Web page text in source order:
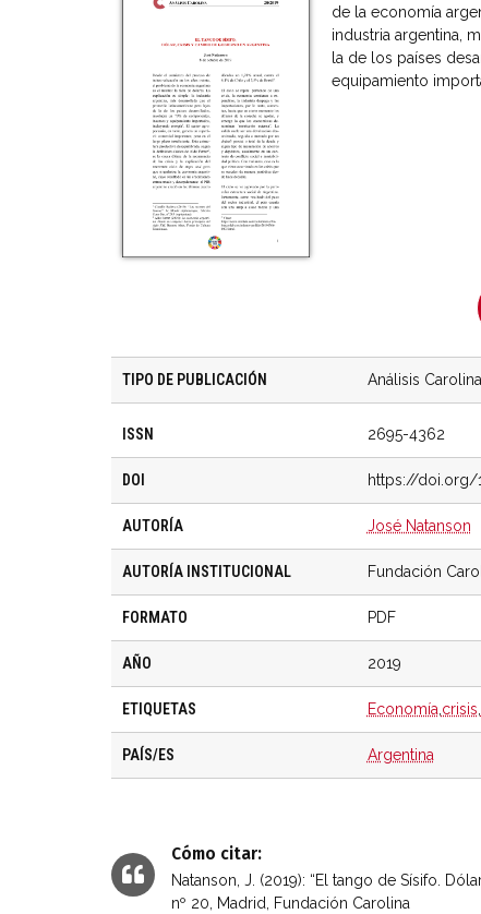
de la economía
industria argentina,
la de los países
equipamiento
TIPO DE PUBLICACIÓN Análisis Carolina
ISSN 2695-4362
DOI https://doi.org/
AUTORÍA José Natanson
AUTORÍA INSTITUCIONAL Fundación
FORMATO PDF
AÑO 2019
ETIQUETAS Economía crisis
PAÍS/ES Argentina
Cómo citar:
Natanson, J. (2019): “El tango de Sísifo.
nº 20, Madrid, Fundación Carolina